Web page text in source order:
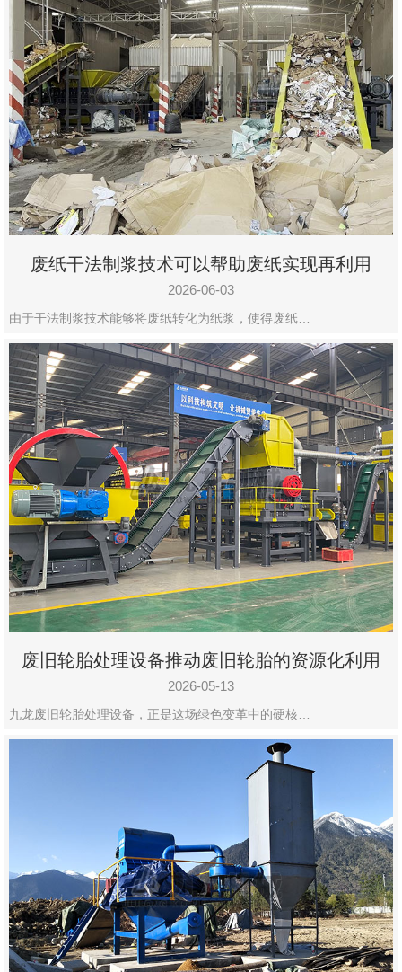
废纸干法制浆技术可以帮助废纸实现再利用
2026-06-03
由于干法制浆技术能够将废纸转化为纸浆，使得废纸…
废旧轮胎处理设备推动废旧轮胎的资源化利用
2026-05-13
九龙废旧轮胎处理设备，正是这场绿色变革中的硬核…